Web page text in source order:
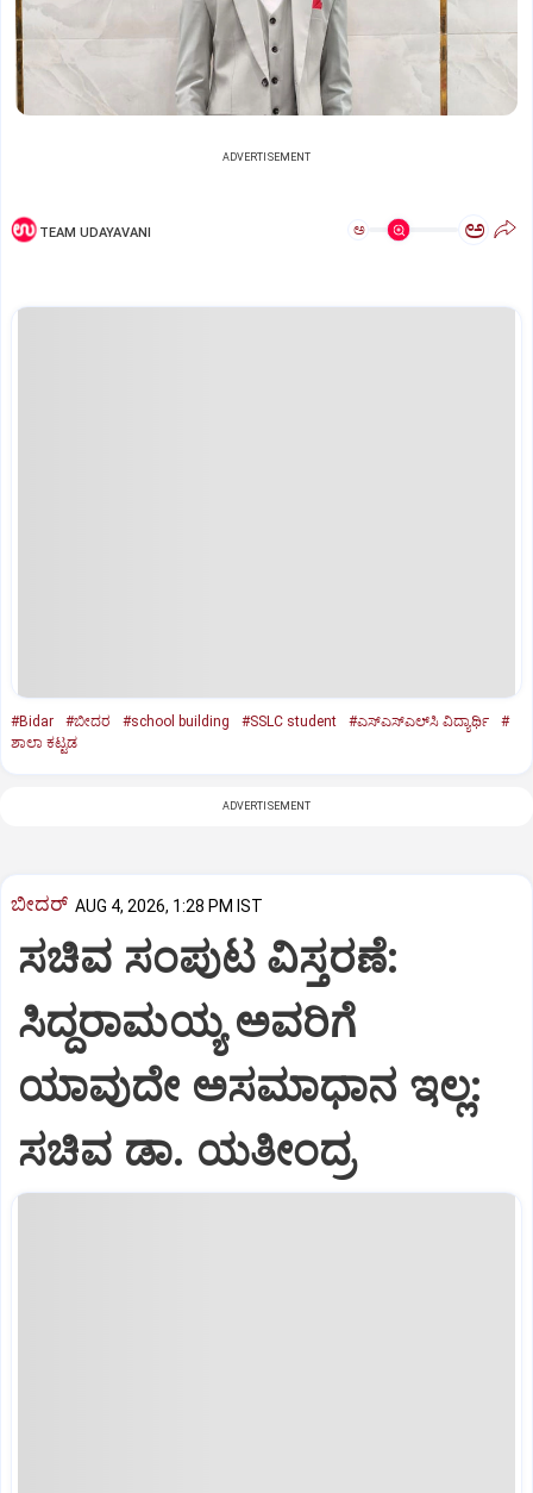
ADVERTISEMENT
TEAM UDAYAVANI ಅ ಅ
#Bidar #ಬೀದರ #school building #SSLC student #ಎಸ್‌ಎಸ್‌ಎಲ್‌ಸಿ ವಿದ್ಯಾರ್ಥಿ
#
ಶಾಲಾ ಕಟ್ಟಡ
ADVERTISEMENT
ಬೀದರ್ AUG 4, 2026, 1:28 PM IST
ಸಚಿವ ಸಂಪುಟ ವಿಸ್ತರಣೆ:
ಸಿದ್ದರಾಮಯ್ಯ ಅವರಿಗೆ
ಯಾವುದೇ ಅಸಮಾಧಾನ ಇಲ್ಲ:
ಸಚಿವ ಡಾ. ಯತೀಂದ್ರ